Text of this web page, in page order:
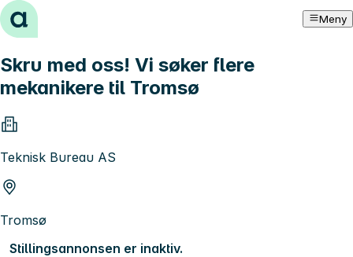
Hopp til innhold Meny
Skru med oss! Vi søker flere
mekanikere til Tromsø
Teknisk Bureau AS
Tromsø
Stillingsannonsen er inaktiv.